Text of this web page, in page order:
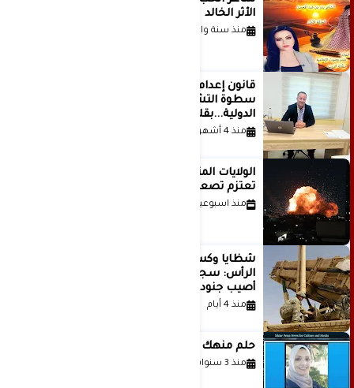
الأثر الخالد
منذ سنة واحدة
قانون إعدام الأسرى الفلسطينيين: بين
سطوة التشريع وانهيار منظومة العدالة
الدولية...بقلم الدكتور وسيم وني
منذ 4 أشهر
الولايات المتحدة أبلغت إسرائيل بأنها
تعتزم تصعيد هجماتها على إيران
منذ اسبوعين
شظايا وكسور في العظام وإصابات في
الرأس: سجلات جديدة تكشف كيف
أصيب جنود أمريكيون في الحرب الإيرانية
منذ 4 أيام
حلم منهك للشاعرة رانيا فخري موسى
منذ 3 سنوات